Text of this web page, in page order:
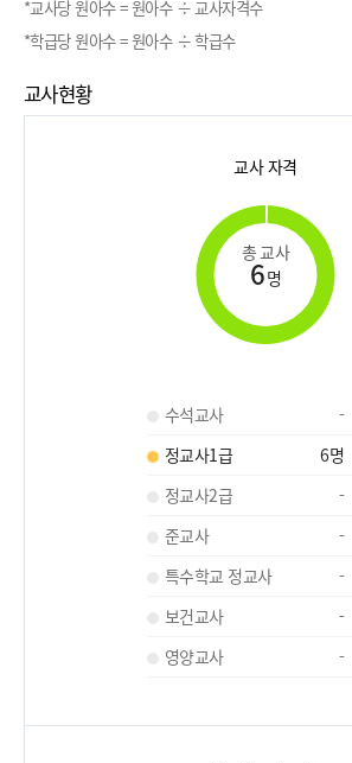
*교사당 원아수 = 원아수 ÷ 교사자격수
*학급당 원아수 = 원아수 ÷ 학급수
교사현황
교사 자격
총 교사
6명
수석교사 -
정교사1급
6명
정교사2급
-
준교사
-
특수학교 정교사
-
보건교사
-
영양교사
-